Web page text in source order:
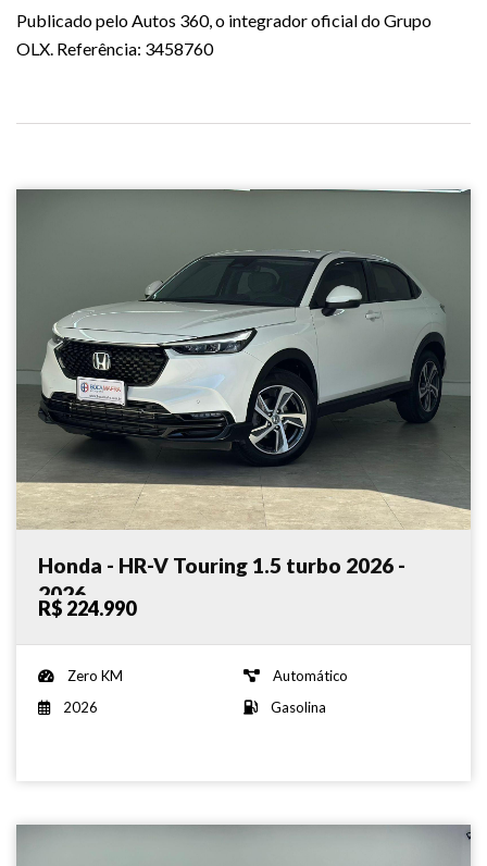
Publicado pelo Autos 360, o integrador oficial do Grupo
OLX. Referência: 3458760
Honda - HR-V Touring 1.5 turbo 2026 -
2026
R$ 224.990
Zero KM
Automático
2026
Gasolina